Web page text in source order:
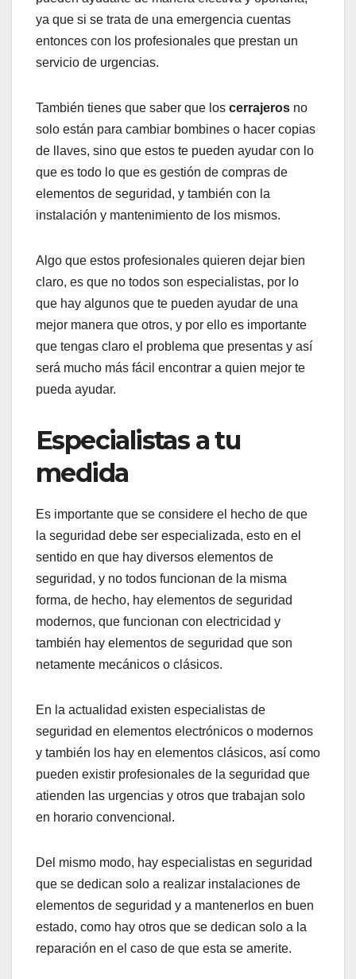
ya que si se trata de una emergencia cuentas
entonces con los profesionales que prestan un
servicio de urgencias.
También tienes que saber que los cerrajeros no
solo están para cambiar bombines o hacer copias
de llaves, sino que estos te pueden ayudar con lo
que es todo lo que es gestión de compras de
elementos de seguridad, y también con la
instalación y mantenimiento de los mismos.
Algo que estos profesionales quieren dejar bien
claro, es que no todos son especialistas, por lo
que hay algunos que te pueden ayudar de una
mejor manera que otros, y por ello es importante
que tengas claro el problema que presentas y así
será mucho más fácil encontrar a quien mejor te
pueda ayudar.
Especialistas a tu
medida
Es importante que se considere el hecho de que
la seguridad debe ser especializada, esto en el
sentido en que hay diversos elementos de
seguridad, y no todos funcionan de la misma
forma, de hecho, hay elementos de seguridad
modernos, que funcionan con electricidad y
también hay elementos de seguridad que son
netamente mecánicos o clásicos.
En la actualidad existen especialistas de
seguridad en elementos electrónicos o modernos
y también los hay en elementos clásicos, así como
pueden existir profesionales de la seguridad que
atienden las urgencias y otros que trabajan solo
en horario convencional.
Del mismo modo, hay especialistas en seguridad
que se dedican solo a realizar instalaciones de
elementos de seguridad y a mantenerlos en buen
estado, como hay otros que se dedican solo a la
reparación en el caso de que esta se amerite.